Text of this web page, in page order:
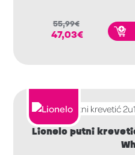
55,99€
47,03€
Lionelo putni